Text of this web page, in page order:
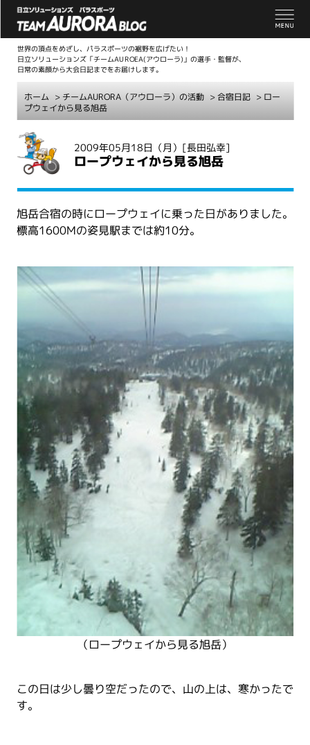
世界の頂点をめざし、パラスポーツの裾野を広げたい！
日立ソリューションズ「チームAUROEA(アウローラ)」の選手・監督が、
日常の素顔から大会日記までをお届けします。
ホーム > チームAURORA（アウローラ）の活動 >合宿日記 > ロー
プウェイから見る旭岳
2009年05月18日（月） [長田弘幸]
ロープウェイから見る旭岳
旭岳合宿の時にロープウェイに乗った日がありました。
標高1600Mの姿見駅までは約10分。
（ロープウェイから見る旭岳）
この日は少し曇り空だったので、山の上は、寒かったで
す。